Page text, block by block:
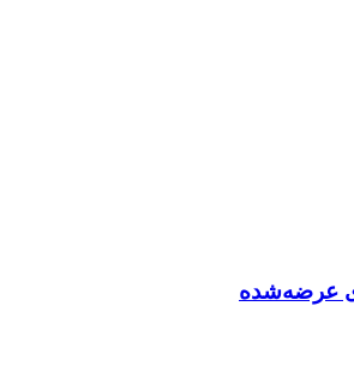
عرضه‌شده